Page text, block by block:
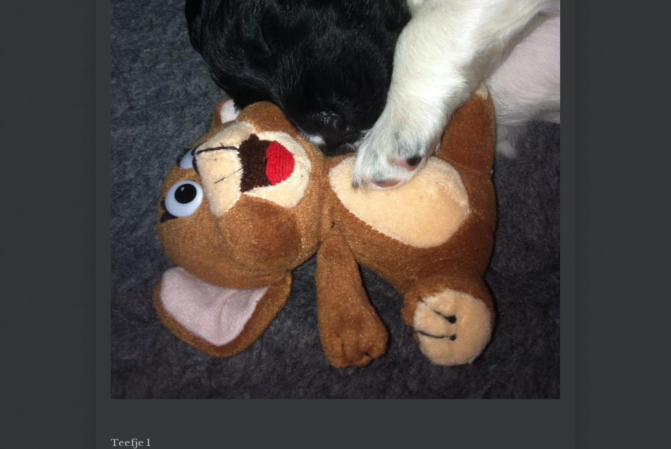
Teefje 1